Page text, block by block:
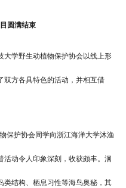
圆满结束
大学野生动植物保护协会以线上形
双方各具特色的活动，并相互借
保护协会同学向浙江海洋大学沐渔
动令人印象深刻，收获颇丰。洄
类结构、栖息习性等海鸟奥秘，其